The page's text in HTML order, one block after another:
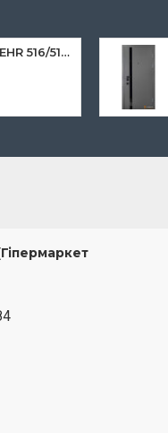
Вхідні двері ABWEHR 516/517 Rain для квартири